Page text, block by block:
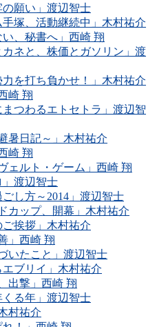
の願い」渡辺智士
手塚、活動継続中」木村祐介
い、秘書へ」西崎 翔
カネと、株価とガソリン」渡
力を打ち負かせ！」木村祐介
崎 翔
まつわるエトセトラ」渡辺智
暑日記～」木村祐介
崎 翔
ェルト・ゲーム」西崎 翔
」渡辺智士
し方～2014」渡辺智士
カップ、開幕」木村祐介
ご挨拶」木村祐介
」西崎 翔
いたこと」渡辺智士
エブリイ」木村祐介
出撃」西崎 翔
くる年」渡辺智士
村祐介